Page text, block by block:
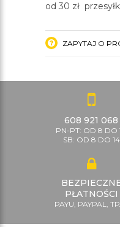
od 30 zł
ZAPYTAJ O
608 921 068
PN-PT: OD 8 DO
SB: OD 8 DO 14
PŁATNOŚCI
PAYU, PAYPAL,